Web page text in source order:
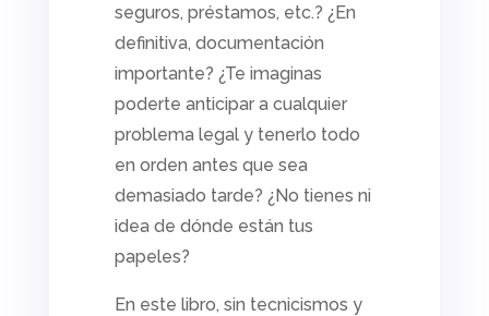
seguros, préstamos, etc.? ¿En
definitiva, documentación
importante? ¿Te imaginas
poderte anticipar a cualquier
problema legal y tenerlo todo
en orden antes que sea
demasiado tarde? ¿No tienes ni
idea de dónde están tus
papeles?
En este libro, sin tecnicismos y